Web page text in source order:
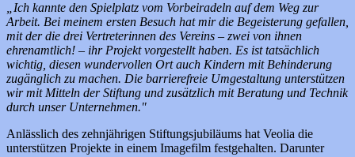
„Ich kannte den Spielplatz vom Vorbeiradeln auf dem Weg zur
Arbeit. Bei meinem ersten Besuch hat mir die Begeisterung gefallen,
mit der die drei Vertreterinnen des Vereins – zwei von ihnen
ehrenamtlich! – ihr Projekt vorgestellt haben. Es ist tatsächlich
wichtig, diesen wundervollen Ort auch Kindern mit Behinderung
zugänglich zu machen. Die barrierefreie Umgestaltung unterstützen
wir mit Mitteln der Stiftung und zusätzlich mit Beratung und Technik
durch unser Unternehmen."
Anlässlich des zehnjährigen Stiftungsjubiläums hat Veolia die
unterstützen Projekte in einem Imagefilm festgehalten. Darunter